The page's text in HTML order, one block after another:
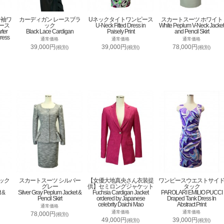
ワ
ス
カーディガン レースブラ
ック
Black Lace Cardigan
通常価格
39,000円(税別)
Uネックタイトワンピース
U-Neck Fitted Dress in
Paisely Print
通常価格
39,000円(税別)
スカートスーツ ホワイト
White Peplum V-Neck Jacket
and Pencil Skirt
通常価格
78,000円(税別)
ク
&
スカートスーツ シルバー
グレー
Silver Gray Peplum Jacket &
Pencil Skirt
通常価格
78,000円(税別)
【女優大地真央さん衣装提
供】セミロングジャケット
Fuchsia Cardigan Jacket
ordered by Japanese
celebrity Daichi Mao
通常価格
49,000円(税別)
ワンピースウエストサイド
タック
PAROLARI EMILIO PUCCI
Draped Tank Dress In
Abstract Print
通常価格
39,000円(税別)